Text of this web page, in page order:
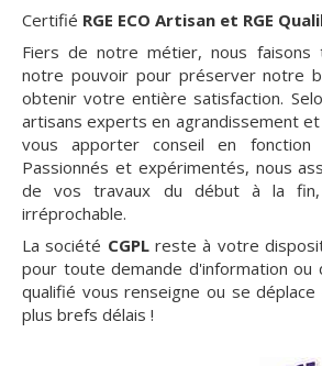
Certifié RGE ECO Artisan et RGE
Fiers de notre métier, nous
notre pouvoir pour préserver notre
obtenir votre entière satisfaction.
artisans experts en agrandissement
vous apporter conseil en
Passionnés et expérimentés, nous
de vos travaux du début à la fin,
irréprochable.
La société CGPLreste à votre
pour toute demande d'information ou
qualifié vous renseigne ou se
plus brefs délais !